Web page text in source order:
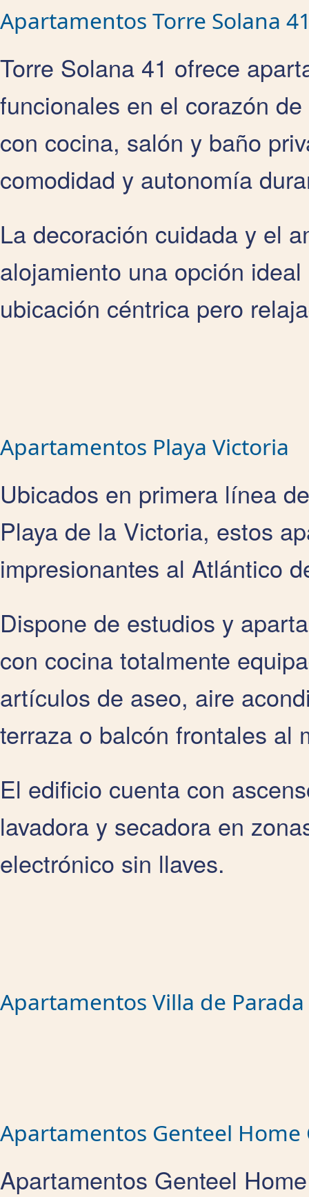
Apartamentos Torre Solana
Torre Solana 41 ofrece
funcionales en el corazón
con cocina, salón y baño
comodidad y autonomía
La decoración cuidada y el
alojamiento una opción
ubicación céntrica pero
Apartamentos Playa Victoria
Ubicados en primera línea
Playa de la Victoria, estos
impresionantes al Atlántico
Dispone de estudios y
con cocina totalmente
artículos de aseo, aire
terraza o balcón frontales al
El edificio cuenta con
lavadora y secadora en
electrónico sin llaves.
Apartamentos Villa de Parada
Apartamentos Genteel Home
Apartamentos Genteel